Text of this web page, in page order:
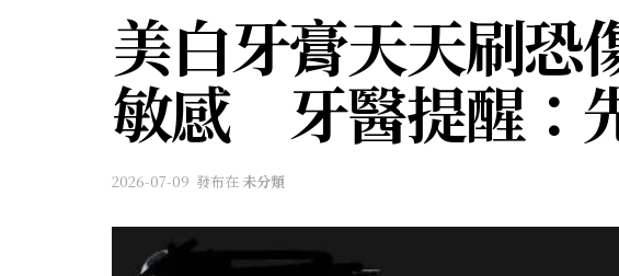
美白牙膏天天刷恐
敏感 牙醫提醒：
2026-07-09 發布在 未分類